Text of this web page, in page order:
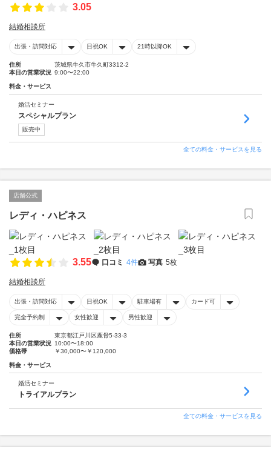
3.05
結婚相談所
出張・訪問対応 日祝OK 21時以降OK
住所
茨城県牛久市牛久町3312-2
本日の営業状況 9:00〜22:00
料金・サービス
婚活セミナー
スペシャルプラン
販売中
全ての料金・サービスを見る
店舗公式
レディ・ハピネス
3.55 口コミ 4件 写真 5枚
結婚相談所
出張・訪問対応 日祝OK 駐車場有 カード可
完全予約制 女性歓迎 男性歓迎
住所
東京都江戸川区鹿骨5-33-3
本日の営業状況 10:00〜18:00
価格帯
￥30,000〜￥120,000
料金・サービス
婚活セミナー
トライアルプラン
全ての料金・サービスを見る